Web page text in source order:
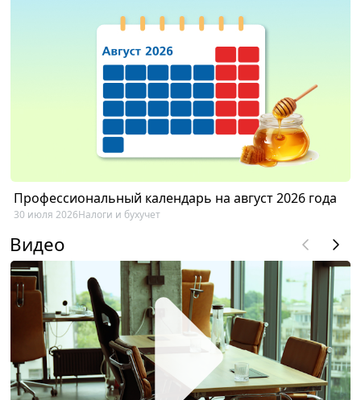
Профессиональный календарь на август 2026 года
30 июля 2026Налоги и бухучет
Видео